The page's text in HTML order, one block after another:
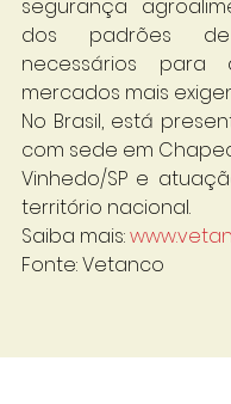
segurança
dos padrões
necessários para
mercados mais
No Brasil, está
com sede em
Vinhedo/SP e
território nacional.
Saiba mais:
Fonte: Vetanco